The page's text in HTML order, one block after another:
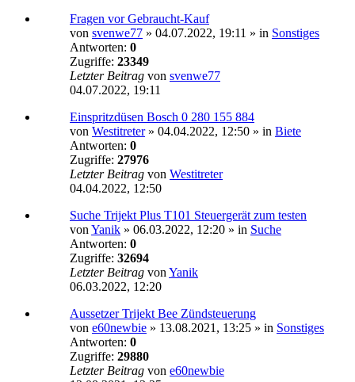
Fragen vor Gebraucht-Kauf
von svenwe77 » 04.07.2022, 19:11 » in Sonstiges
Antworten: 0
Zugriffe: 23349
Letzter Beitrag von svenwe77
04.07.2022, 19:11
Einspritzdüsen Bosch 0 280 155 884
von Westitreter» 04.04.2022, 12:50 » in Biete
Antworten: 0
Zugriffe: 27976
Letzter Beitrag von Westitreter
04.04.2022, 12:50
Suche Trijekt Plus T101 Steuergerät zum testen
von Yanik » 06.03.2022, 12:20 » in Suche
Antworten: 0
Zugriffe: 32694
Letzter Beitrag von Yanik
06.03.2022, 12:20
Aussetzer Trijekt Bee Zündsteuerung
von e60newbie » 13.08.2021, 13:25 » in Sonstiges
Antworten: 0
Zugriffe: 29880
Letzter Beitrag von e60newbie